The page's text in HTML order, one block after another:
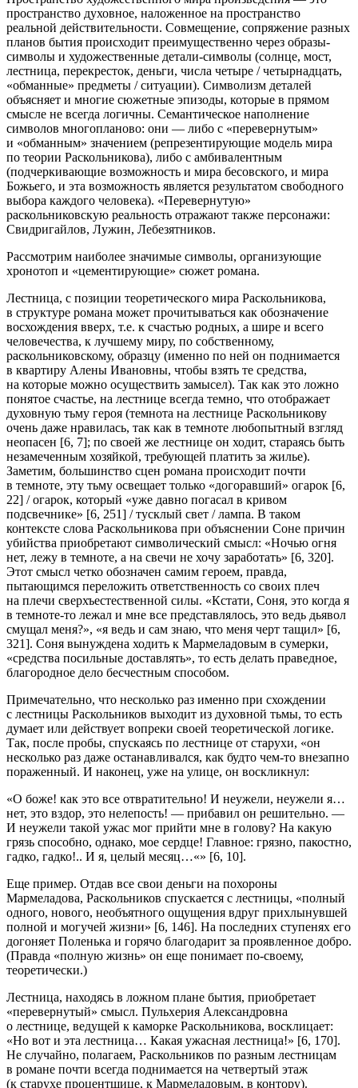
пространство духовное, наложенное на пространство
реальной действительности. Совмещение, сопряжение разных
планов бытия происходит преимущественно через образы-
символы и художественные детали-символы (солнце, мост,
лестница, перекресток, деньги, числа четыре / четырнадцать,
«обманные» предметы / ситуации). Символизм деталей
объясняет и многие сюжетные эпизоды, которые в прямом
смысле не всегда логичны. Семантическое наполнение
символов многопланово: они — либо с «перевернутым»
и «обманным» значением (репрезентирующие модель мира
по теории Раскольникова), либо с амбивалентным
(подчеркивающие возможность и мира бесовского, и мира
Божьего, и эта возможность является результатом свободного
выбора каждого человека). «Перевернутую»
раскольниковскую реальность отражают также персонажи:
Свидригайлов, Лужин, Лебезятников.
Рассмотрим наиболее значимые символы, организующие
хронотоп и «цементирующие» сюжет романа.
Лестница, с позиции теоретического мира Раскольникова,
в структуре романа может прочитываться как обозначение
восхождения вверх, т.е. к счастью родных, а шире и всего
человечества, к лучшему миру, по собственному,
раскольниковскому, образцу (именно по ней он поднимается
в квартиру Алены Ивановны, чтобы взять те средства,
на которые можно осуществить замысел). Так как это ложно
понятое счастье, на лестнице всегда темно, что отображает
духовную тьму героя (темнота на лестнице Раскольникову
очень даже нравилась, так как в темноте любопытный взгляд
неопасен [6, 7]; по своей же лестнице он ходит, стараясь быть
незамеченным хозяйкой, требующей платить за жилье).
Заметим, большинство сцен романа происходит почти
в темноте, эту тьму освещает только «догоравший» огарок [6,
22] / огарок, который «уже давно погасал в кривом
подсвечнике» [6, 251] / тусклый свет / лампа. В таком
контексте слова Раскольникова при объяснении Соне причин
убийства приобретают символический смысл: «Ночью огня
нет, лежу в темноте, а на свечи не хочу заработать» [6, 320].
Этот смысл четко обозначен самим героем, правда,
пытающимся переложить ответственность со своих плеч
на плечи сверхъестественной силы. «Кстати, Соня, это когда я
в темноте-то лежал и мне все представлялось, это ведь дьявол
смущал меня?», «я ведь и сам знаю, что меня черт тащил» [6,
321]. Соня вынуждена ходить к Мармеладовым в сумерки,
«средства посильные доставлять», то есть делать праведное,
благородное дело бесчестным способом.
Примечательно, что несколько раз именно при схождении
с лестницы Раскольников выходит из духовной тьмы, то есть
думает или действует вопреки своей теоретической логике.
Так, после пробы, спускаясь по лестнице от старухи, «он
несколько раз даже останавливался, как будто чем-то внезапно
пораженный. И наконец, уже на улице, он воскликнул:
«О боже! как это все отвратительно! И неужели, неужели я…
нет, это вздор, это нелепость! — прибавил он решительно. —
И неужели такой ужас мог прийти мне в голову? На какую
грязь способно, однако, мое сердце! Главное: грязно, пакостно,
гадко, гадко!.. И я, целый месяц…«» [6, 10].
Еще пример. Отдав все свои деньги на похороны
Мармеладова, Раскольников спускается с лестницы, «полный
одного, нового, необъятного ощущения вдруг прихлынувшей
полной и могучей жизни» [6, 146]. На последних ступенях его
догоняет Поленька и горячо благодарит за проявленное добро.
(Правда «полную жизнь» он еще понимает по-своему,
теоретически.)
Лестница, находясь в ложном плане бытия, приобретает
«перевернутый» смысл. Пульхерия Александровна
о лестнице, ведущей к каморке Раскольникова, восклицает:
«Но вот и эта лестница… Какая ужасная лестница!» [6, 170].
Не случайно, полагаем, Раскольников по разным лестницам
в романе почти всегда поднимается на четвертый этаж
(к старухе процентщице, к Мармеладовым, в контору).